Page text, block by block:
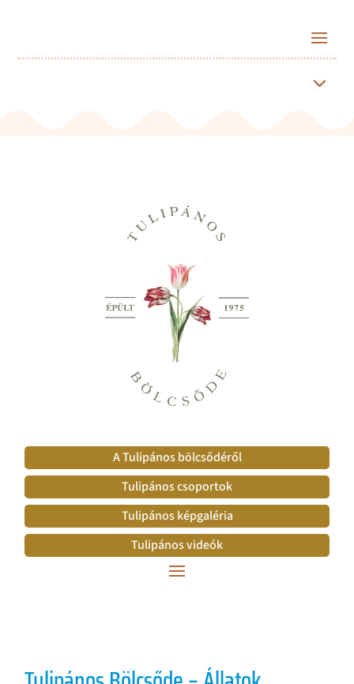
A Tulipános bölcsődéről
Tulipános csoportok
Tulipános képgaléria
Tulipános videók